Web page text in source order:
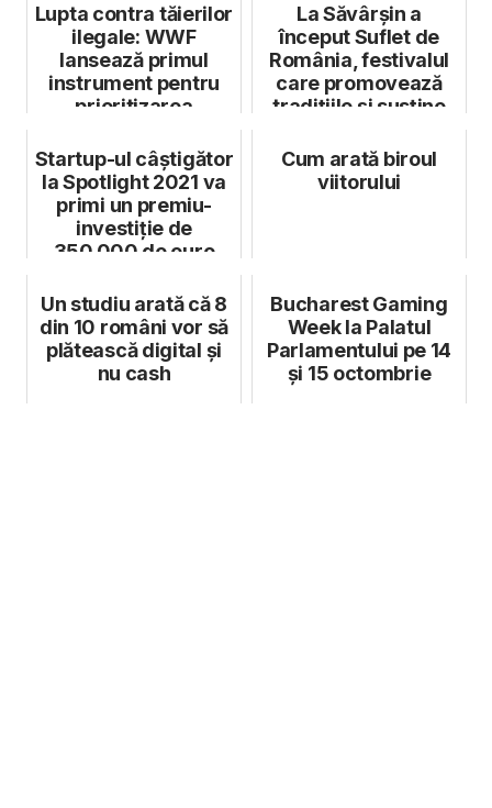
Lupta contra tăierilor
ilegale: WWF
lansează primul
instrument pentru
prioritizarea
La Săvârșin a
început Suflet de
România, festivalul
care promovează
tradițiile și susține
Startup-ul câștigător
la Spotlight 2021 va
primi un premiu-
investiție de
350.000 de euro
Cum arată biroul
viitorului
Un studiu arată că 8
din 10 români vor să
plătească digital și
nu cash
Bucharest Gaming
Week la Palatul
Parlamentului pe 14
și 15 octombrie